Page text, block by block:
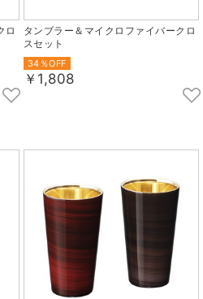
ロ
タンブラー＆マイクロファイバークロ
スセット
34％OFF
￥1,808